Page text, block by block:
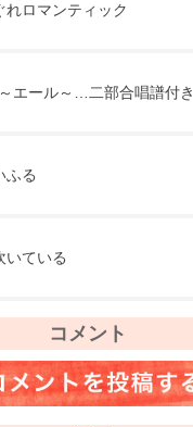
れロマンティック
エール～…二部合唱譜付き
ふる
いている
コメント